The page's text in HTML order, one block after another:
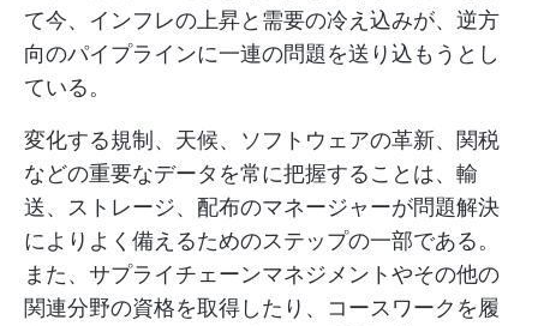
て今、インフレの上昇と需要の冷え込みが、逆方
向のパイプラインに一連の問題を送り込もうとし
ている。
変化する規制、天候、ソフトウェアの革新、関税
などの重要なデータを常に把握することは、輸
送、ストレージ、配布のマネージャーが問題解決
によりよく備えるためのステップの一部である。
また、サプライチェーンマネジメントやその他の
関連分野の資格を取得したり、コースワークを履